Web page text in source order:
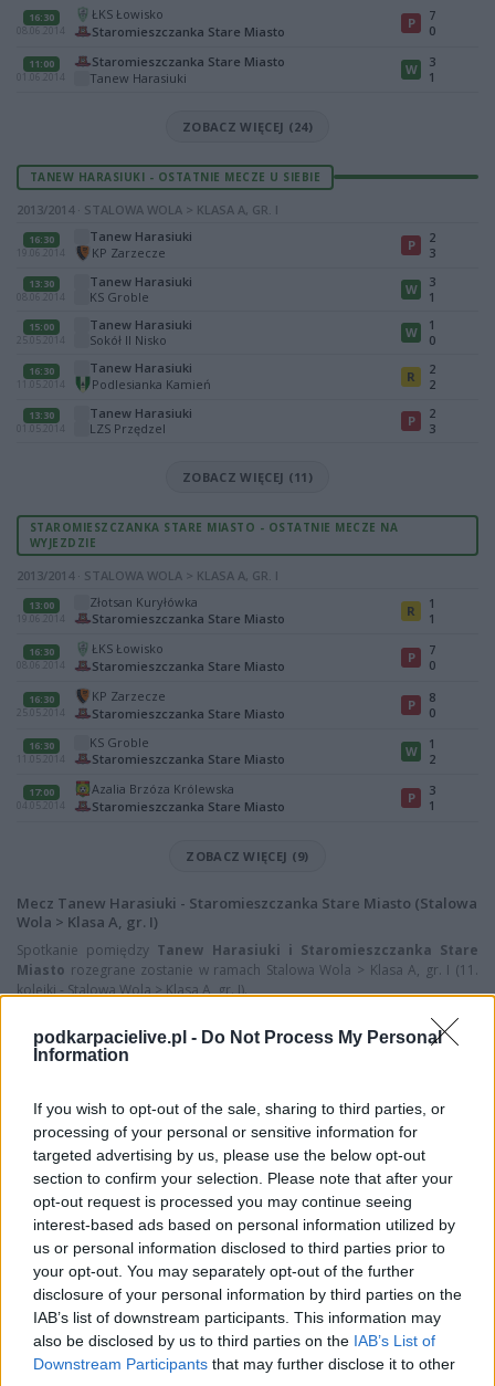
podkarpacielive.pl - Do Not Process My Personal
Information
If you wish to opt-out of the sale, sharing to third parties, or
processing of your personal or sensitive information for
targeted advertising by us, please use the below opt-out
section to confirm your selection. Please note that after your
opt-out request is processed you may continue seeing
interest-based ads based on personal information utilized by
us or personal information disclosed to third parties prior to
your opt-out. You may separately opt-out of the further
disclosure of your personal information by third parties on the
IAB’s list of downstream participants. This information may
also be disclosed by us to third parties on the IAB’s List of
Downstream Participants that may further disclose it to other
16:30
08.06.2014
ŁKS Łowisko
Staromieszczanka Stare Miasto
P
7
0
11:00
01.06.2014
Staromieszczanka Stare Miasto
Tanew Harasiuki
W
3
1
ZOBACZ WIĘCEJ (24)
TANEW HARASIUKI - OSTATNIE MECZE U SIEBIE
2013/2014 · STALOWA WOLA > KLASA A, GR. I
16:30
19.06.2014
Tanew Harasiuki
KP Zarzecze
P
2
3
13:30
08.06.2014
Tanew Harasiuki
KS Groble
W
3
1
15:00
25.05.2014
Tanew Harasiuki
Sokół II Nisko
W
1
0
16:30
11.05.2014
Tanew Harasiuki
Podlesianka Kamień
R
2
2
13:30
01.05.2014
Tanew Harasiuki
LZS Przędzel
P
2
3
ZOBACZ WIĘCEJ (11)
STAROMIESZCZANKA STARE MIASTO - OSTATNIE MECZE NA
WYJEZDZIE
2013/2014 · STALOWA WOLA > KLASA A, GR. I
13:00
19.06.2014
Złotsan Kuryłówka
Staromieszczanka Stare Miasto
R
1
1
16:30
08.06.2014
ŁKS Łowisko
Staromieszczanka Stare Miasto
P
7
0
16:30
25.05.2014
KP Zarzecze
Staromieszczanka Stare Miasto
P
8
0
16:30
11.05.2014
KS Groble
Staromieszczanka Stare Miasto
W
1
2
17:00
04.05.2014
Azalia Brzóza Królewska
Staromieszczanka Stare Miasto
P
3
1
ZOBACZ WIĘCEJ (9)
Mecz Tanew Harasiuki - Staromieszczanka Stare Miasto (Stalowa
Wola > Klasa A, gr. I)
Spotkanie pomiędzy Tanew Harasiuki i Staromieszczanka Stare
Miasto rozegrane zostanie w ramach Stalowa Wola > Klasa A, gr. I (11.
kolejki - Stalowa Wola > Klasa A, gr. I).
wynik meczu, strzelców
bramek, kartki, składy, statystyki i informacje o przebiegu
spotkania. To kompletne źródło danych dla kibiców i pasjonatów
pracujemy nad tym żeby je uzupełnić.
Wynik meczu Tanew Harasiuki vs Staromieszczanka Stare Miasto
Po zakończeniu spotkania automatycznie publikujemy oficjalny wynik
spotkania , a także dane meczowe, jeśli są dostępne.
Pełny harmonogram rozgrywek dostępny jest tutaj:Stalowa Wola >
Klasa A, gr. I - terminarz.
Informacje o składach i strzelcach
W miarę dostępności danych, publikujemyskłady wyjściowe,
rezerwowych, zmiany oraz listę strzelców bramek. Informacje te
aktualizujemy zależnie od poziomu ligi i dostępnych źródeł.
Śledź mecze swojej drużyny